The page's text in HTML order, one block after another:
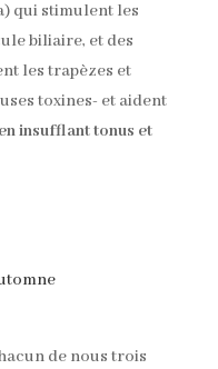
qui stimulent les
biliaire, et des
les trapèzes et
toxines- et aident
insufflant tonus et
de nous trois